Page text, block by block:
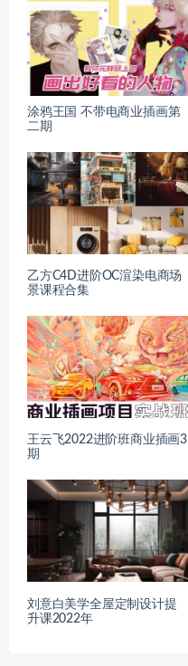
涂鸦王国 不带电商业插画第
二期
乙方C4D进阶OC渲染电商场
景课程合集
王云飞2022进阶班商业插画3
期
刘意白美学全屋定制设计提
升课2022年